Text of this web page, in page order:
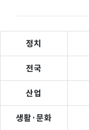
정치
전국
산업
생활·문화